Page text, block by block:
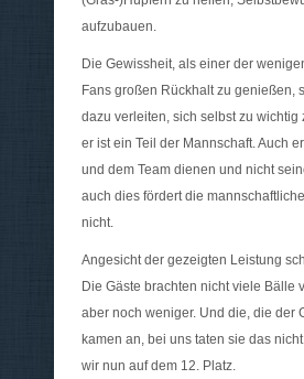
aufzubauen.
Die Gewissheit, als einer der
Fans großen Rückhalt zu genießen,
dazu verleiten, sich selbst zu wichtig
er ist ein Teil der Mannschaft. Auch
und dem Team dienen und nicht
auch dies fördert die
nicht.
Angesicht der gezeigten Leistung
Die Gäste brachten nicht viele Bälle
aber noch weniger. Und die, die der
kamen an, bei uns taten sie das
wir nun auf dem 12. Platz.